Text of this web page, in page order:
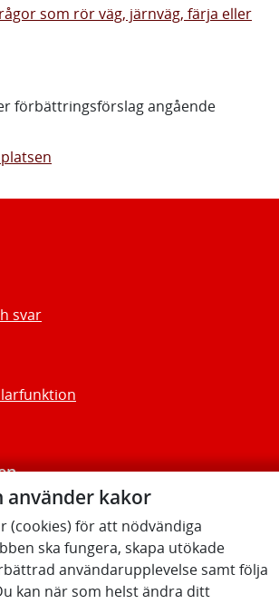
använder kakor
(cookies) för att nödvändiga
ska fungera, skapa utökade
användarupplevelse samt följa
kan när som helst ändra ditt
som rör väg, järnväg, färja eller
förbättringsförslag angående
svar